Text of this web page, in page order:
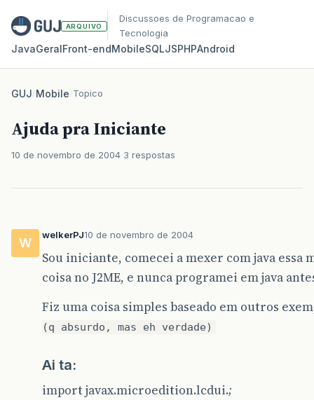
ARQUIVO
Discussoes de Programacao e
Tecnologia
JavaGeralFront‑endMobileSQLJSPHPAndroid
GUJ/Mobile/Topico
Ajuda pra Iniciante
10 de novembro de 2004 3 respostas
W
welkerPJ10 de novembro de 2004
Sou iniciante, comecei a mexer com java
coisa no J2ME, e nunca programei em java
Fiz uma coisa simples baseado em outros
(q absurdo, mas eh verdade)
Ai ta:
import javax.microedition.lcdui.;